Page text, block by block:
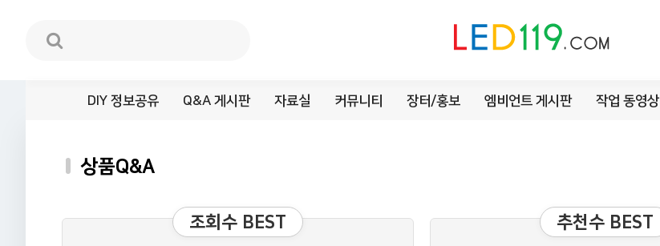
DIY 정보공유 Q&A 게시판 자료실 커뮤니티 장터/홍보 엠비언트 게시판 작업 동영상
상품Q&A
조회수 BEST 추천수 BEST